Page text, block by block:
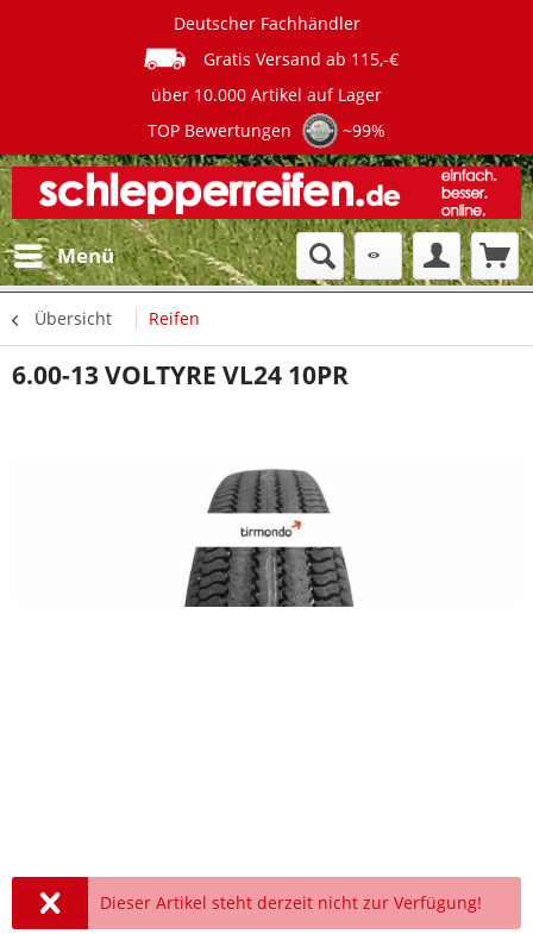
Deutscher Fachhändler
Gratis Versand ab 115,-€
über 10.000 Artikel auf Lager
TOP Bewertungen
~99%
Menü
Übersicht Reifen
6.00-13 VOLTYRE VL24 10PR
Dieser Artikel steht derzeit nicht zur Verfügung!